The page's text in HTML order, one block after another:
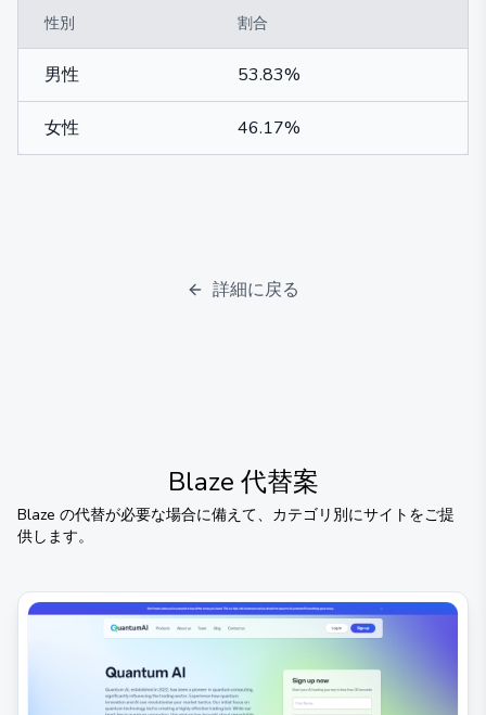
性別 割合
男性 53.83%
女性 46.17%
詳細に戻る
Blaze 代替案
Blaze の代替が必要な場合に備えて、カテゴリ別にサイトをご提
供します。